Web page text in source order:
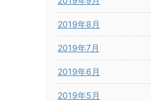
2019年8月
2019年7月
2019年6月
2019年5月